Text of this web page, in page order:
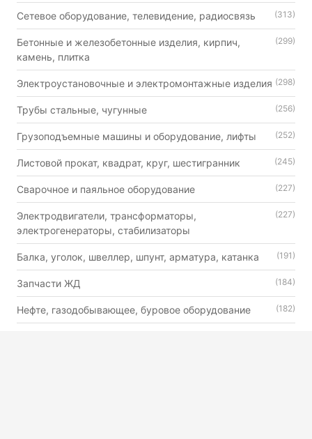
Сетевое оборудование, телевидение, радиосвязь (313)
Бетонные и железобетонные изделия, кирпич,
камень, плитка
(299)
Электроустановочные и электромонтажные изделия (298)
Трубы стальные, чугунные (256)
Грузоподъемные машины и оборудование, лифты (252)
Листовой прокат, квадрат, круг, шестигранник (245)
Сварочное и паяльное оборудование (227)
Электродвигатели, трансформаторы,
электрогенераторы, стабилизаторы
(227)
Балка, уголок, швеллер, шпунт, арматура, катанка (191)
Запчасти ЖД (184)
Нефте, газодобывающее, буровое оборудование (182)